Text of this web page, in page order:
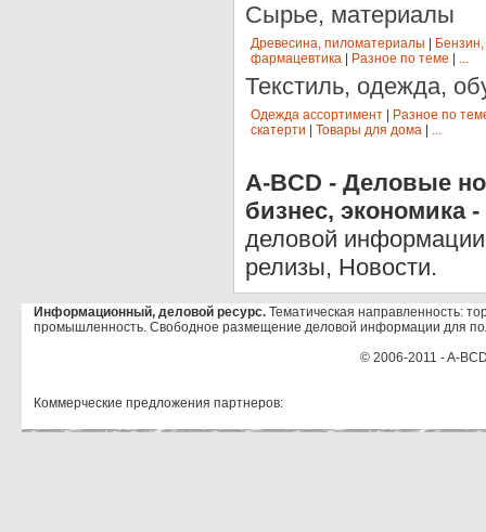
Сырье, материалы
Древесина, пиломатериалы
фармацевтика
Разное по теме ...
Текстиль, одежда,
Одежда ассортимент
Разное по
скатерти
Товары для дома ...
A-BCD - Деловые
бизнес, экономика
деловой
релизы, Новости.
Информационный, деловой ресурс. Тематическая направленность:
промышленность. Свободное размещение деловой информации для
© 2006-2011 - A-
Коммерческие предложения партнеров: